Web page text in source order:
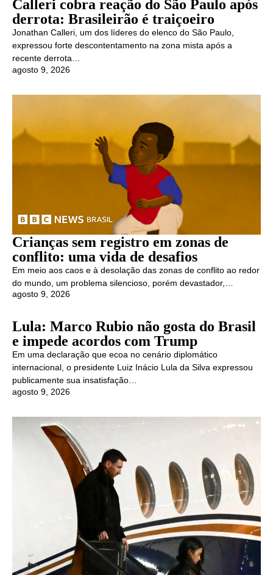
Calleri cobra reação do São Paulo após
derrota: Brasileirão é traiçoeiro
Jonathan Calleri, um dos líderes do elenco do São Paulo,
expressou forte descontentamento na zona mista após a
recente derrota…
agosto 9, 2026
Crianças sem registro em zonas de
conflito: uma vida de desafios
Em meio aos caos e à desolação das zonas de conflito ao redor
do mundo, um problema silencioso, porém devastador,…
agosto 9, 2026
Lula: Marco Rubio não gosta do Brasil
e impede acordos com Trump
Em uma declaração que ecoa no cenário diplomático
internacional, o presidente Luiz Inácio Lula da Silva expressou
publicamente sua insatisfação…
agosto 9, 2026